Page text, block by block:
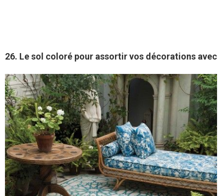
26. Le sol coloré pour assortir vos décorations avec